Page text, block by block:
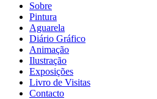
Sobre
Pintura
Aguarela
Diário Gráfico
Animação
Ilustração
Exposições
Livro de Visitas
Contacto